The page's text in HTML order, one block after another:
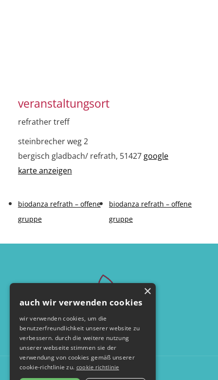
veranstaltungsort
refrather treff
steinbrecher weg 2
bergisch gladbach/ refrath, 51427 google
karte anzeigen
biodanza refrath – offene
gruppe
biodanza refrath – offene
gruppe
×
auch wir verwenden cookies
wir verwenden cookies, um die
benutzerfreundlichkeit unserer website zu
verbessern. durch die weitere nutzung
unserer webseite stimmen sie der
verwendung von cookies gemäß unserer
cookie-richtlinie zu. cookie richtlinie